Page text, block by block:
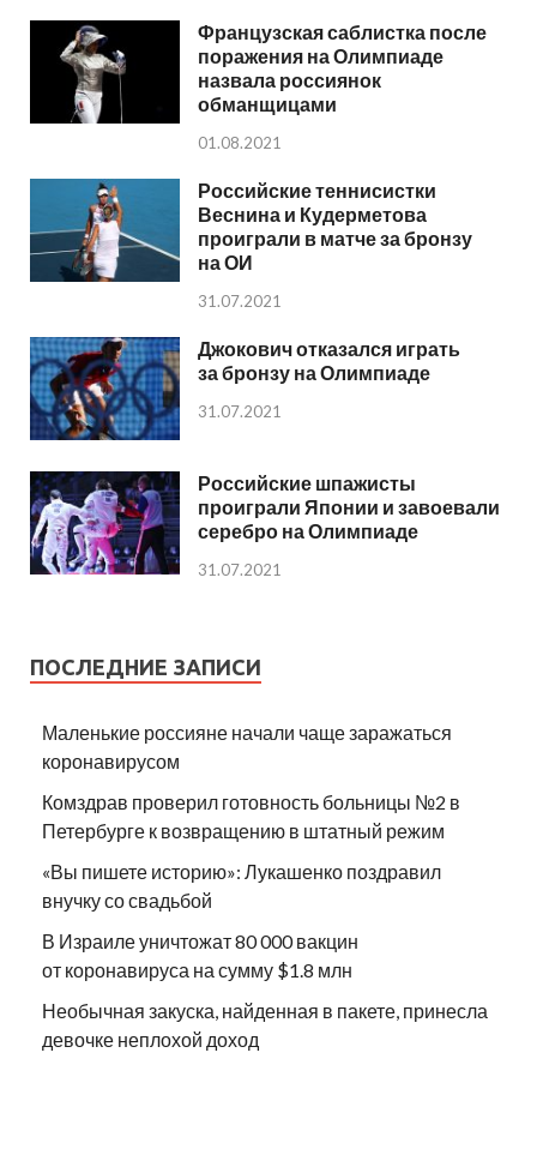
Французская саблистка после
поражения на Олимпиаде
назвала россиянок
обманщицами
01.08.2021
Российские теннисистки
Веснина и Кудерметова
проиграли в матче за бронзу
на ОИ
31.07.2021
Джокович отказался играть
за бронзу на Олимпиаде
31.07.2021
Российские шпажисты
проиграли Японии и завоевали
серебро на Олимпиаде
31.07.2021
ПОСЛЕДНИЕ ЗАПИСИ
Маленькие россияне начали чаще заражаться
коронавирусом
Комздрав проверил готовность больницы №2 в
Петербурге к возвращению в штатный режим
«Вы пишете историю»: Лукашенко поздравил
внучку со свадьбой
В Израиле уничтожат 80 000 вакцин
от коронавируса на сумму $1.8 млн
Необычная закуска, найденная в пакете, принесла
девочке неплохой доход